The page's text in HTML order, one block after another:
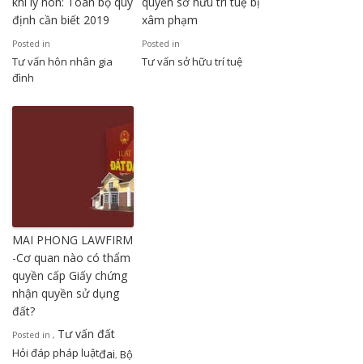
định cần biết 2019
Posted in
Tư vấn hôn nhân gia
đình
xâm phạm
Posted in
Tư vấn sở hữu trí tuệ
MAI PHONG LAWFIRM
-Cơ quan nào có thẩm
quyền cấp Giấy chứng
nhận quyền sử dụng
đất?
Posted in
Hỏi đáp pháp luật
, Tư vấn đất
đai, Bộ